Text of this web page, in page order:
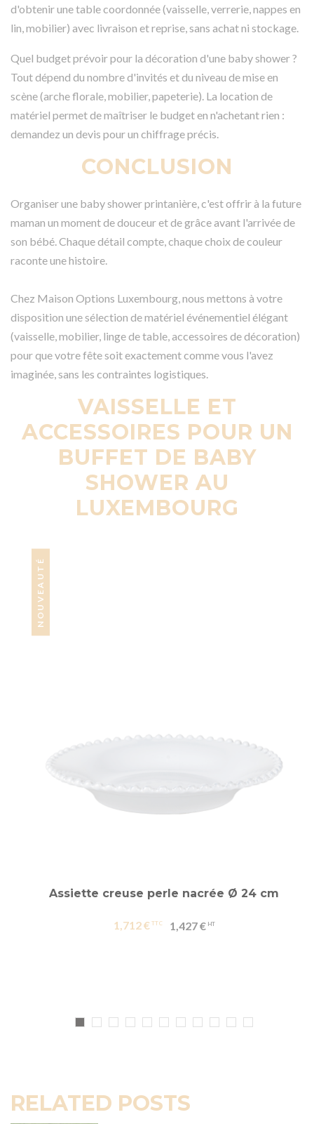
d'obtenir une table coordonnée (vaisselle, verrerie, nappes en
lin, mobilier) avec livraison et reprise, sans achat ni stockage.
Quel budget prévoir pour la décoration d'une baby shower ?
Tout dépend du nombre d'invités et du niveau de mise en
scène (arche florale, mobilier, papeterie). La location de
matériel permet de maîtriser le budget en n'achetant rien :
demandez un devis pour un chiffrage précis.
CONCLUSION
Organiser une baby shower printanière, c'est offrir à la future
maman un moment de douceur et de grâce avant l'arrivée de
son bébé. Chaque détail compte, chaque choix de couleur
raconte une histoire.
Chez Maison Options Luxembourg, nous mettons à votre
disposition une sélection de matériel événementiel élégant
(vaisselle, mobilier, linge de table, accessoires de décoration)
pour que votre fête soit exactement comme vous l'avez
imaginée, sans les contraintes logistiques.
VAISSELLE ET
ACCESSOIRES POUR UN
BUFFET DE BABY
SHOWER AU
LUXEMBOURG
NOUVEAUTÉ
Assiette creuse perle nacrée Ø 24 cm
1,712 € 1,427 €
RELATED POSTS